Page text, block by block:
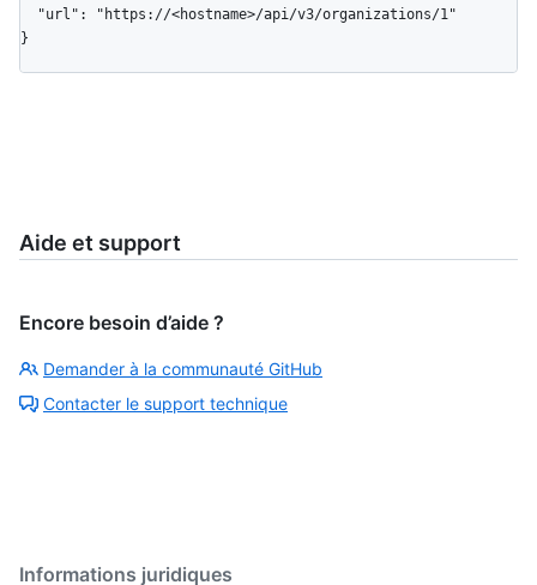
}
Aide et support
Encore besoin d’aide ?
Demander à la communauté GitHub
Contacter le support technique
Informations juridiques